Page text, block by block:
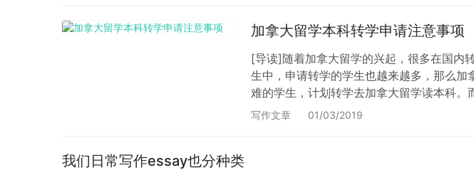
加拿大留学本科转学申请注意事项
[导读]随着加拿大留学的兴起，很多在国内
生中，申请转学的学生也越来越多，那么
难的学生，计划转学去加拿大留学读本科
申请需要哪些条件呢? 转学去加拿大读本
写作文章 01/03/2019
我们日常写作essay也分种类